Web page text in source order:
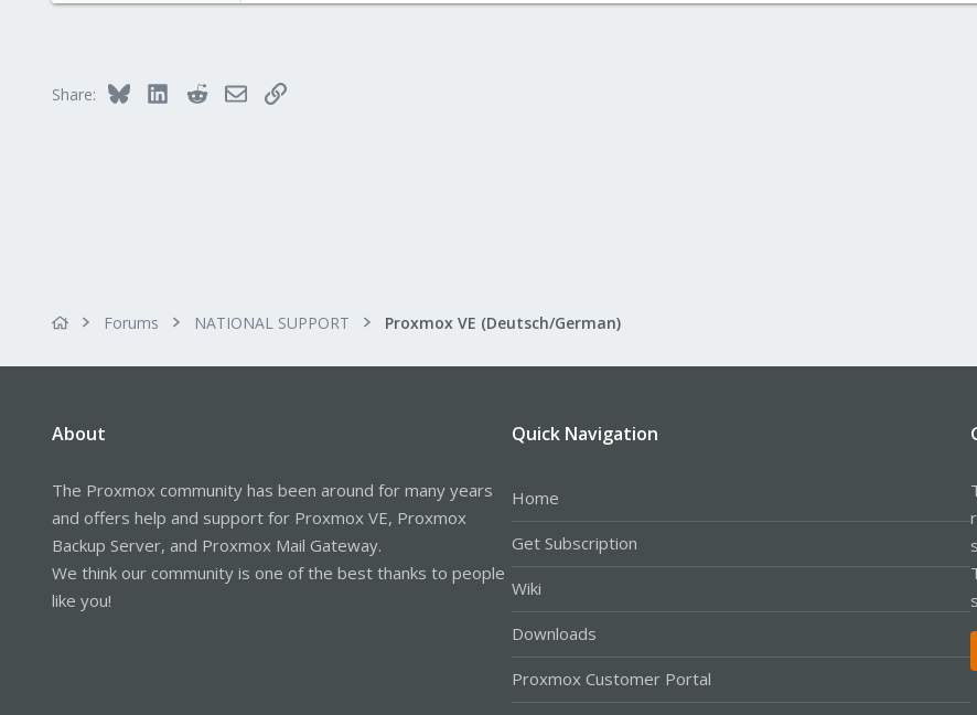
Denke es liegt an den HDDs , CPU und ram scheint alles klar zu sein.
Share: Bluesky LinkedInRedditEmailLink
Forums NATIONAL SUPPORT Proxmox VE (Deutsch/German)
About
The Proxmox community has been around for many years
and offers help and support for Proxmox VE, Proxmox
Backup Server, and Proxmox Mail Gateway.
We think our community is one of the best thanks to people
like you!
Quick Navigation
Home
Get Subscription
Wiki
Downloads
Proxmox Customer Portal